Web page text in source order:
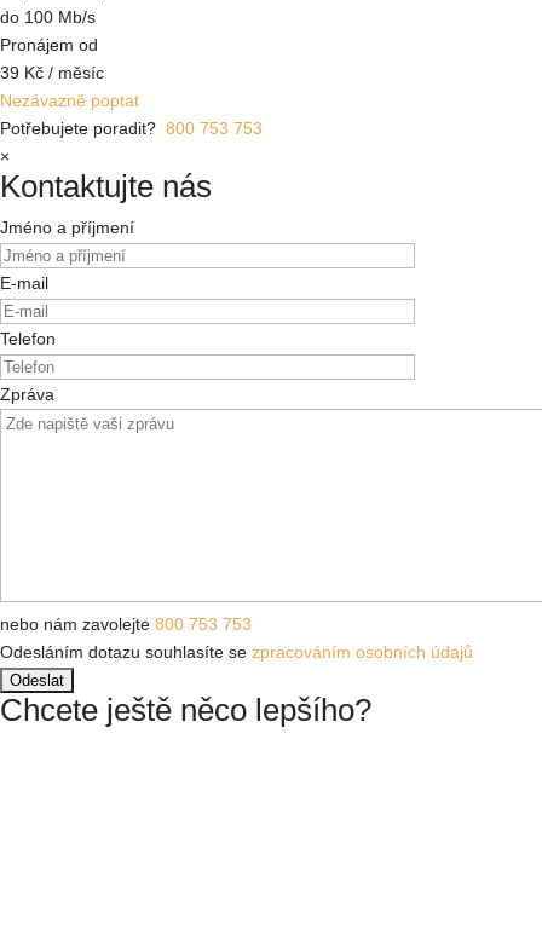
do 100 Mb/s
Pronájem od
39 Kč / měsíc
Nezávazně poptat
Potřebujete poradit? 800 753 753
×
Kontaktujte nás
Jméno a příjmení
E-mail
Telefon
Zpráva
nebo nám zavolejte 800 753 753
Odesláním dotazu souhlasíte se zpracováním osobních údajů
Chcete ještě něco lepšího?